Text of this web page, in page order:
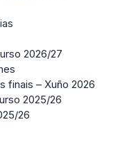
2026/27
finais – Xuño 2026
2025/26
26